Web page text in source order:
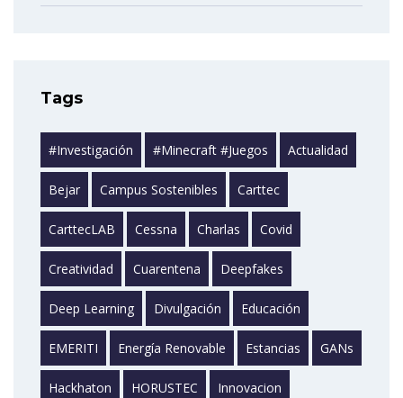
Tags
#investigación #minecraft #juegos Actualidad
Bejar Campus Sostenibles Carttec
CarttecLAB Cessna Charlas Covid
Creatividad Cuarentena Deepfakes
Deep Learning Divulgación Educación
EMERITI Energía Renovable Estancias GANs
Hackhaton HORUSTEC Innovacion